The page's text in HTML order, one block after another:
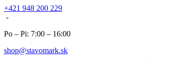
+421 948 200 229
-
Po – Pi: 7:00 – 16:00
shop@stavomark.sk